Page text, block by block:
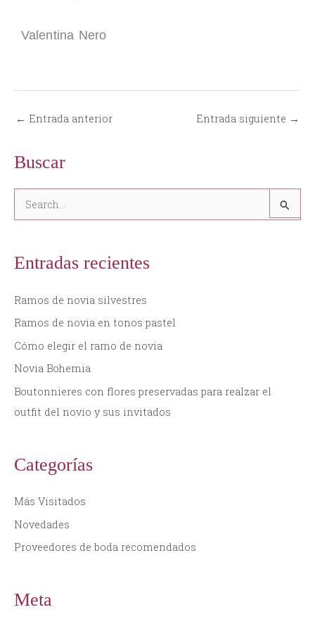
Valentina Nero
← Entrada anterior Entrada siguiente →
Buscar
c
p
o
r
:
Entradas recientes
Ramos de novia silvestres
Ramos de novia en tonos pastel
Cómo elegir el ramo de novia
Novia Bohemia
Boutonnieres con flores preservadas para realzar el
outfit del novio y sus invitados
Categorías
Más Visitados
Novedades
Proveedores de boda recomendados
Meta